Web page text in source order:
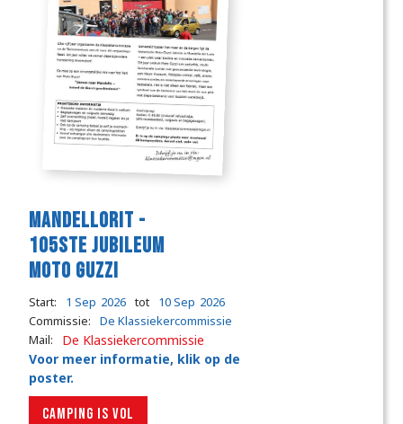
Mandellorit -
105ste Jubileum
Moto Guzzi
Start: 1 Sep 2026 tot 10 Sep 2026
Commissie:
De Klassiekercommissie
Mail:
De Klassiekercommissie
Voor meer informatie, klik op de
poster.
CAMPING IS VOL